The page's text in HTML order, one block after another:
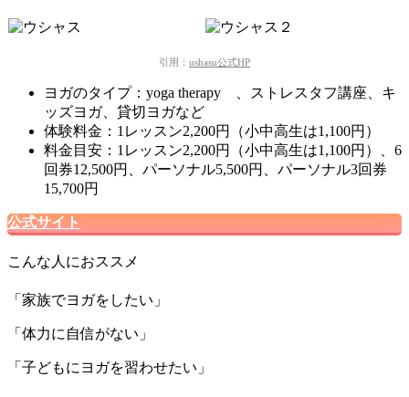
引用： ushasu公式HP
ヨガのタイプ： yoga therapy 、ストレスタフ講座、キ
ッズヨガ、貸切ヨガなど
体験料金：1レッスン2,200円（小中高生は1,100円）
料金目安：1レッスン2,200円（小中高生は1,100円）、6
回券12,500円、パーソナル5,500円、パーソナル3回券
15,700円
公式サイト
こんな人におススメ
「家族でヨガをしたい」
「体力に自信がない」
「子どもにヨガを習わせたい」